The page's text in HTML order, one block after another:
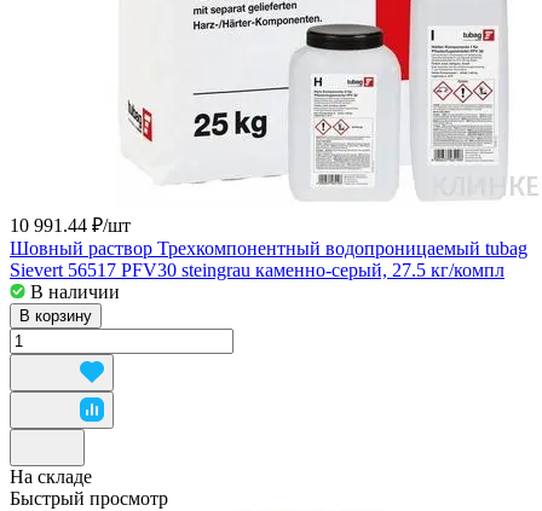
10 991.44 ₽/шт
Шовный раствор Трехкомпонентный водопроницаемый tubag
Sievert 56517 PFV30 steingrau каменно-серый, 27.5 кг/компл
В наличии
В корзину
На складе
Быстрый просмотр